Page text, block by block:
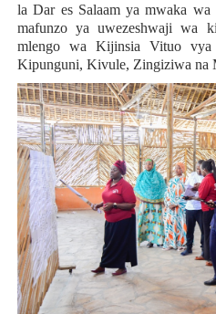
la Dar es Salaam ya mwaka
mafunzo ya uwezeshwaji wa
mlengo wa Kijinsia Vituo
Kipunguni, Kivule, Zingiziwa na